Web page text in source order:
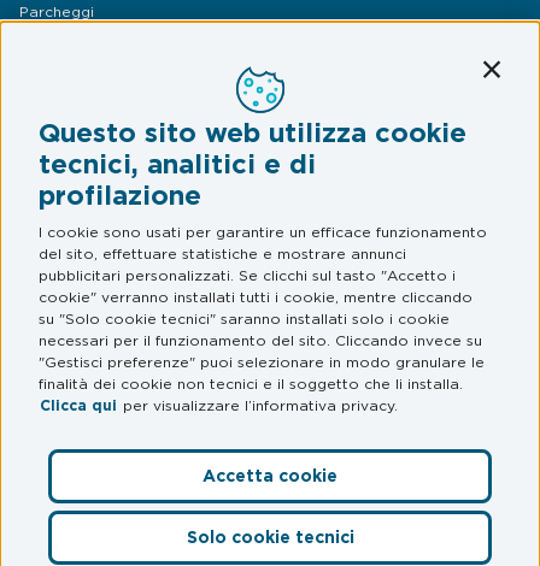
Questo sito web utilizza cookie
tecnici, analitici e di
profilazione
I cookie sono usati per garantire un efficace funzionamento
del sito, effettuare statistiche e mostrare annunci
pubblicitari personalizzati. Se clicchi sul tasto "Accetto i
cookie" verranno installati tutti i cookie, mentre cliccando
su "Solo cookie tecnici" saranno installati solo i cookie
necessari per il funzionamento del sito. Cliccando invece su
"Gestisci preferenze" puoi selezionare in modo granulare le
finalità dei cookie non tecnici e il soggetto che li installa.
Clicca qui per visualizzare l’informativa privacy.
Accetta cookie
Solo cookie tecnici
Parcheggi
Legal & Privacy
Termini e condizioni
Informativa privacy
Web Privacy e Cookie Policy
FAQ
Domande frequenti